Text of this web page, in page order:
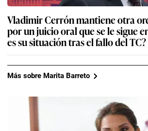
Vladimir Cerrón mantiene otra
por un juicio oral que se le sigue
es su situación tras el fallo del TC?
Más sobre Marita Barreto